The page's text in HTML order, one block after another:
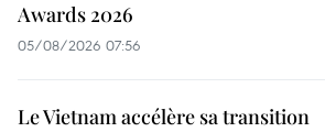
Awards 2026
05/08/2026 07:56
Le Vietnam accélère sa transition